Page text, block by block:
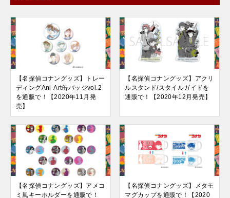
【名探偵コナングッズ】トレー
ディングAni-Art缶バッジvol.2
を通販で！【2020年11月発
売】
【名探偵コナングッズ】アクリ
ルスタンド/スタイルガイドを
通販で！【2020年12月発売】
【名探偵コナングッズ】アメコ
ミ風キーホルダーを通販で！
【名探偵コナングッズ】メタモ
マグカップを通販で！【2020